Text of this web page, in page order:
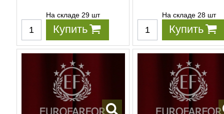
На складе 29 шт
Купить
На складе 28 шт
Купить